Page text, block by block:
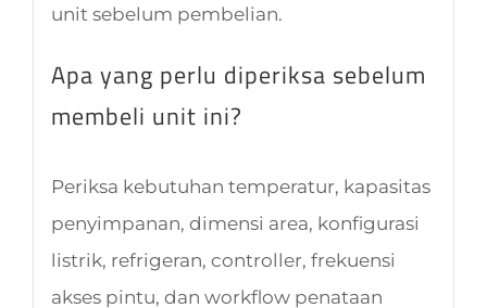
unit sebelum pembelian.
Apa yang perlu diperiksa sebelum
membeli unit ini?
Periksa kebutuhan temperatur, kapasitas
penyimpanan, dimensi area, konfigurasi
listrik, refrigeran, controller, frekuensi
akses pintu, dan workflow penataan